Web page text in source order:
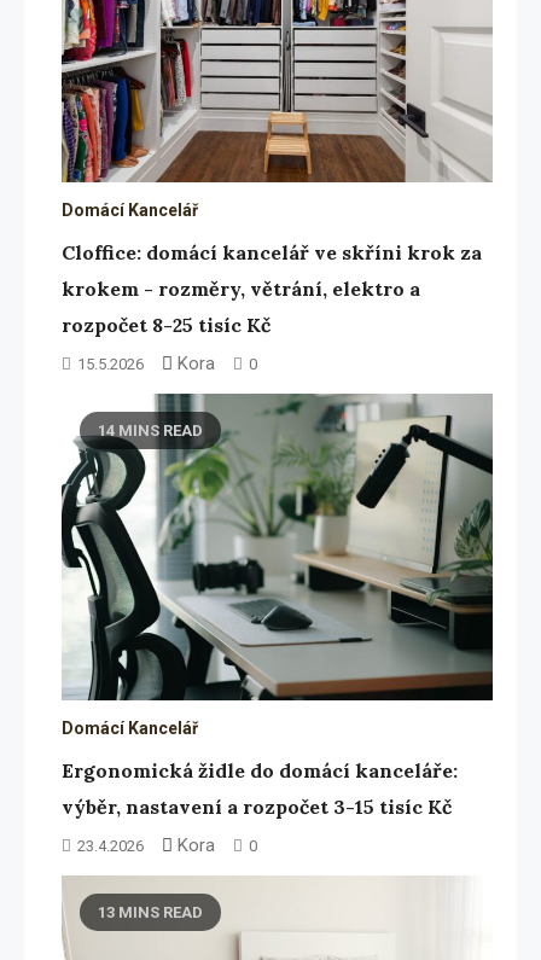
Domácí Kancelář
Cloffice: domácí kancelář ve skříni krok za
krokem - rozměry, větrání, elektro a
rozpočet 8-25 tisíc Kč
15.5.2026 Kora 0
14 MINS READ
Domácí Kancelář
Ergonomická židle do domácí kanceláře:
výběr, nastavení a rozpočet 3-15 tisíc Kč
23.4.2026 Kora 0
13 MINS READ